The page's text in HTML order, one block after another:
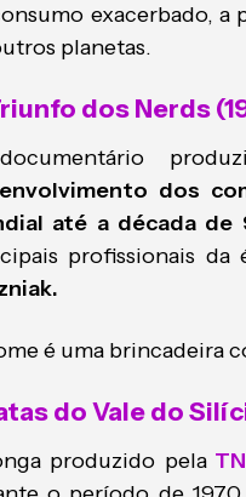
exacerbado, a
planetas.
dos Nerds
dos
até a década de
profissionais da
é uma brincadeira
do Vale do
produzido pela